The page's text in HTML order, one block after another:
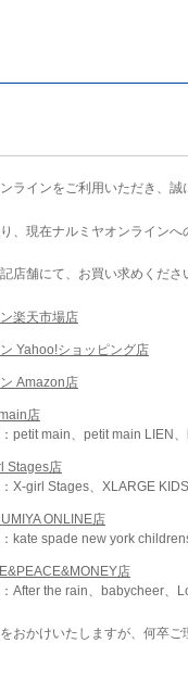
ラインをご利用いただき、誠
、現在ナルミヤオンライン
店舗にて、お買い求めくださ
楽天市場店
Yahoo!ショッピング店
Amazon店
店
petit main、petit main LIEN
Stages店
X-girl Stages、XLARGE KIDS
ONLINE店
kate spade new york
店
After the rain、babycheer、
おかけいたしますが、何卒ご